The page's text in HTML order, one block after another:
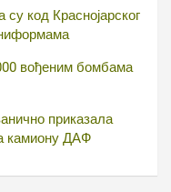
су код Краснојарског
вођеним бомбама
приказала
камиону ДАФ